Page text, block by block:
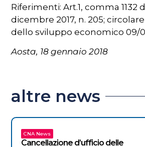
Riferimenti: Art.1, comma 1132
dicembre 2017, n. 205;
dello sviluppo economico 09/
Aosta, 18 gennaio 2018
altre news
CNA News
Cancellazione d’ufficio delle